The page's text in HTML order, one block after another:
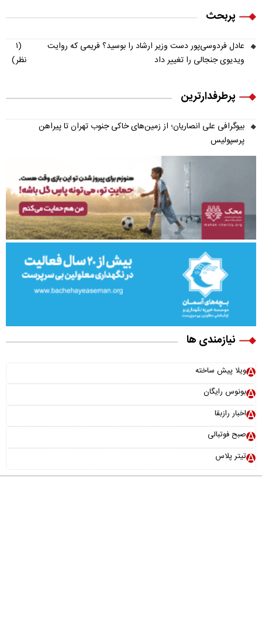
پربحث
عادل فردوسی‌پور دست وزیر ارشاد را بوسید؟ فریمی که روایت
ویدیوی جنجالی را تغییر داد
(۱
نظر)
پرطرفدارترین
بیوگرافی علی انصاریان؛ از زمین‌های خاکی جنوب تهران تا پیراهن
پرسپولیس
نیازمندی ها
ویلا پیش ساخته
بونوس رایگان
اخبار رازبقا
صبح فوتبالی
تیتر پلاس